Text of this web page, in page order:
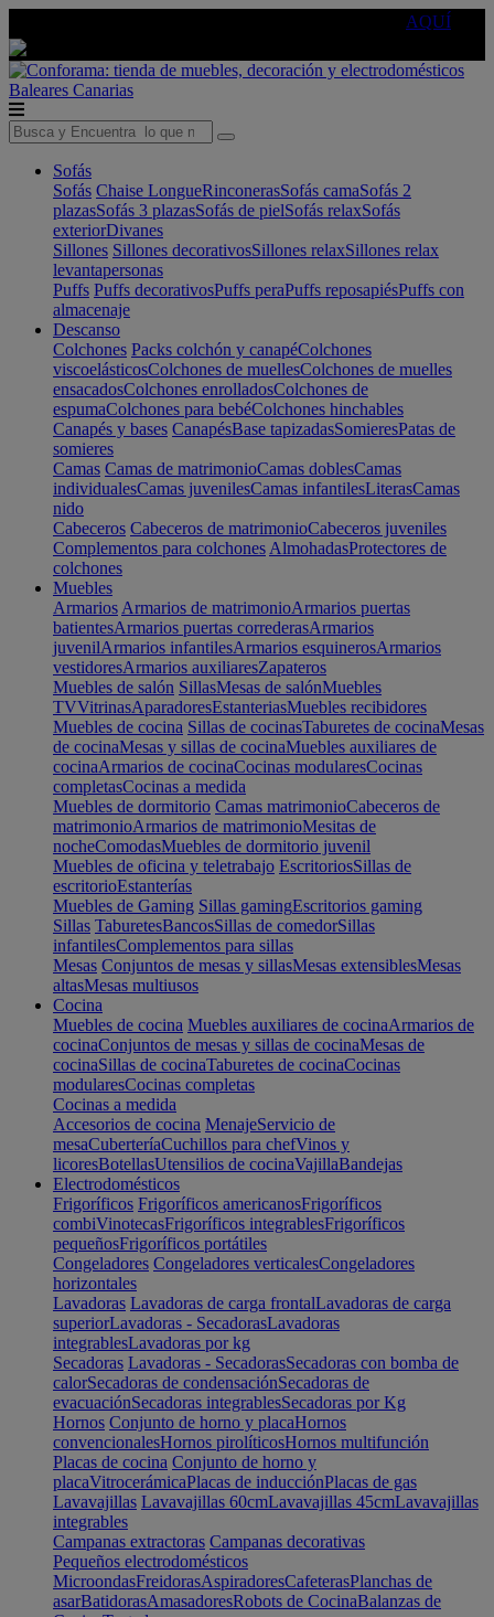
AQUÍ
Baleares Canarias
Sofás
Sofás Chaise LongueRinconerasSofás camaSofás 2
plazasSofás 3 plazasSofás de pielSofás relaxSofás
exteriorDivanes
Sillones Sillones decorativosSillones relaxSillones relax
levantapersonas
Puffs Puffs decorativosPuffs peraPuffs reposapiésPuffs con
almacenaje
Descanso
Colchones Packs colchón y canapéColchones
viscoelásticosColchones de muellesColchones de muelles
ensacadosColchones enrolladosColchones de
espumaColchones para bebéColchones hinchables
Canapés y bases CanapésBase tapizadasSomieresPatas de
somieres
Camas Camas de matrimonioCamas doblesCamas
individualesCamas juvenilesCamas infantilesLiterasCamas
nido
Cabeceros Cabeceros de matrimonioCabeceros juveniles
Complementos para colchones AlmohadasProtectores de
colchones
Muebles
Armarios Armarios de matrimonioArmarios puertas
batientesArmarios puertas correderasArmarios
juvenilArmarios infantilesArmarios esquinerosArmarios
vestidoresArmarios auxiliaresZapateros
Muebles de salón SillasMesas de salónMuebles
TVVitrinasAparadoresEstanteriasMuebles recibidores
Muebles de cocina Sillas de cocinasTaburetes de cocinaMesas
de cocinaMesas y sillas de cocinaMuebles auxiliares de
cocinaArmarios de cocinaCocinas modularesCocinas
completasCocinas a medida
Muebles de dormitorio Camas matrimonioCabeceros de
matrimonioArmarios de matrimonioMesitas de
nocheComodasMuebles de dormitorio juvenil
Muebles de oficina y teletrabajo EscritoriosSillas de
escritorioEstanterías
Muebles de Gaming Sillas gamingEscritorios gaming
Sillas TaburetesBancosSillas de comedorSillas
infantilesComplementos para sillas
Mesas Conjuntos de mesas y sillasMesas extensiblesMesas
altasMesas multiusos
Cocina
Muebles de cocina Muebles auxiliares de cocinaArmarios de
cocinaConjuntos de mesas y sillas de cocinaMesas de
cocinaSillas de cocinaTaburetes de cocinaCocinas
modularesCocinas completas
Cocinas a medida
Accesorios de cocina MenajeServicio de
mesaCuberteríaCuchillos para chefVinos y
licoresBotellasUtensilios de cocinaVajillaBandejas
Electrodomésticos
Frigoríficos Frigoríficos americanosFrigoríficos
combiVinotecasFrigoríficos integrablesFrigoríficos
pequeñosFrigoríficos portátiles
Congeladores Congeladores verticalesCongeladores
horizontales
Lavadoras Lavadoras de carga frontalLavadoras de carga
superiorLavadoras - SecadorasLavadoras
integrablesLavadoras por kg
Secadoras Lavadoras - SecadorasSecadoras con bomba de
calorSecadoras de condensaciónSecadoras de
evacuaciónSecadoras integrablesSecadoras por Kg
Hornos Conjunto de horno y placaHornos
convencionalesHornos pirolíticosHornos multifunción
Placas de cocina Conjunto de horno y
placaVitrocerámicaPlacas de inducciónPlacas de gas
Lavavajillas Lavavajillas 60cmLavavajillas 45cmLavavajillas
integrables
Campanas extractoras Campanas decorativas
Pequeños electrodomésticos
MicroondasFreidorasAspiradoresCafeterasPlanchas de
asarBatidorasAmasadoresRobots de CocinaBalanzas de